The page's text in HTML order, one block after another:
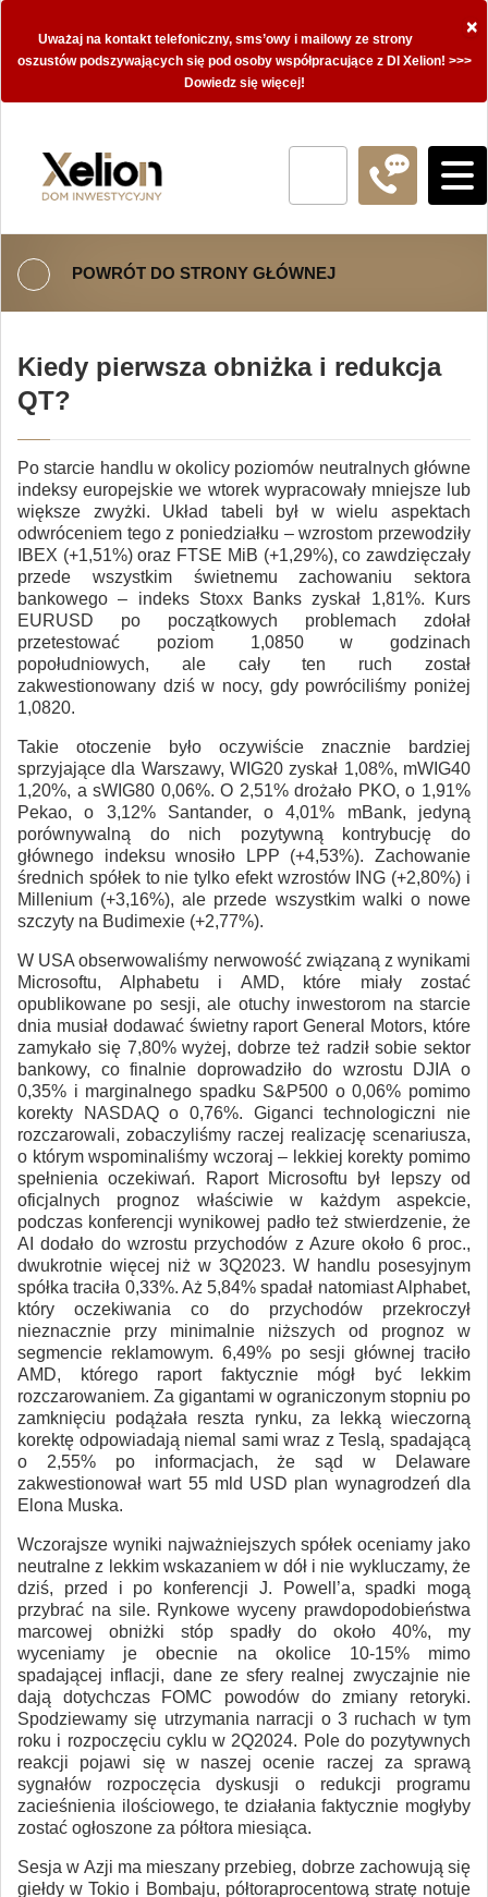
×
Uważaj na kontakt telefoniczny, sms’owy i mailowy ze strony
oszustów podszywających się pod osoby współpracujące z DI Xelion! >>>
Dowiedz się więcej!
POWRÓT DO STRONY GŁÓWNEJ
Kiedy pierwsza obniżka i redukcja
QT?
Po starcie handlu w okolicy poziomów neutralnych główne
indeksy europejskie we wtorek wypracowały mniejsze lub
większe zwyżki. Układ tabeli był w wielu aspektach
odwróceniem tego z poniedziałku – wzrostom przewodziły
IBEX (+1,51%) oraz FTSE MiB (+1,29%), co zawdzięczały
przede wszystkim świetnemu zachowaniu sektora
bankowego – indeks Stoxx Banks zyskał 1,81%. Kurs
EURUSD po początkowych problemach zdołał
przetestować poziom 1,0850 w godzinach
popołudniowych, ale cały ten ruch został
zakwestionowany dziś w nocy, gdy powróciliśmy poniżej
1,0820.
Takie otoczenie było oczywiście znacznie bardziej
sprzyjające dla Warszawy, WIG20 zyskał 1,08%, mWIG40
1,20%, a sWIG80 0,06%. O 2,51% drożało PKO, o 1,91%
Pekao, o 3,12% Santander, o 4,01% mBank, jedyną
porównywalną do nich pozytywną kontrybucję do
głównego indeksu wnosiło LPP (+4,53%). Zachowanie
średnich spółek to nie tylko efekt wzrostów ING (+2,80%) i
Millenium (+3,16%), ale przede wszystkim walki o nowe
szczyty na Budimexie (+2,77%).
W USA obserwowaliśmy nerwowość związaną z wynikami
Microsoftu, Alphabetu i AMD, które miały zostać
opublikowane po sesji, ale otuchy inwestorom na starcie
dnia musiał dodawać świetny raport General Motors, które
zamykało się 7,80% wyżej, dobrze też radził sobie sektor
bankowy, co finalnie doprowadziło do wzrostu DJIA o
0,35% i marginalnego spadku S&P500 o 0,06% pomimo
korekty NASDAQ o 0,76%. Giganci technologiczni nie
rozczarowali, zobaczyliśmy raczej realizację scenariusza,
o którym wspominaliśmy wczoraj – lekkiej korekty pomimo
spełnienia oczekiwań. Raport Microsoftu był lepszy od
oficjalnych prognoz właściwie w każdym aspekcie,
podczas konferencji wynikowej padło też stwierdzenie, że
AI dodało do wzrostu przychodów z Azure około 6 proc.,
dwukrotnie więcej niż w 3Q2023. W handlu posesyjnym
spółka traciła 0,33%. Aż 5,84% spadał natomiast Alphabet,
który oczekiwania co do przychodów przekroczył
nieznacznie przy minimalnie niższych od prognoz w
segmencie reklamowym. 6,49% po sesji głównej traciło
AMD, którego raport faktycznie mógł być lekkim
rozczarowaniem. Za gigantami w ograniczonym stopniu po
zamknięciu podążała reszta rynku, za lekką wieczorną
korektę odpowiadają niemal sami wraz z Teslą, spadającą
o 2,55% po informacjach, że sąd w Delaware
zakwestionował wart 55 mld USD plan wynagrodzeń dla
Elona Muska.
Wczorajsze wyniki najważniejszych spółek oceniamy jako
neutralne z lekkim wskazaniem w dół i nie wykluczamy, że
dziś, przed i po konferencji J. Powell’a, spadki mogą
przybrać na sile. Rynkowe wyceny prawdopodobieństwa
marcowej obniżki stóp spadły do około 40%, my
wyceniamy je obecnie na okolice 10-15% mimo
spadającej inflacji, dane ze sfery realnej zwyczajnie nie
dają dotychczas FOMC powodów do zmiany retoryki.
Spodziewamy się utrzymania narracji o 3 ruchach w tym
roku i rozpoczęciu cyklu w 2Q2024. Pole do pozytywnych
reakcji pojawi się w naszej ocenie raczej za sprawą
sygnałów rozpoczęcia dyskusji o redukcji programu
zacieśnienia ilościowego, te działania faktycznie mogłyby
zostać ogłoszone za półtora miesiąca.
Sesja w Azji ma mieszany przebieg, dobrze zachowują się
giełdy w Tokio i Bombaju, półtoraprocentową stratę notuje